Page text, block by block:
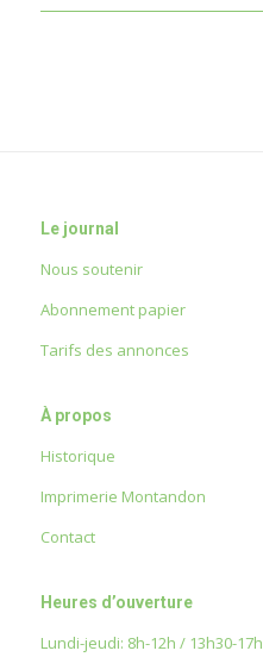
Le journal
Nous soutenir
Abonnement papier
Tarifs des annonces
À propos
Historique
Imprimerie Montandon
Contact
Heures d’ouverture
Lundi-jeudi: 8h-12h / 13h30-17h